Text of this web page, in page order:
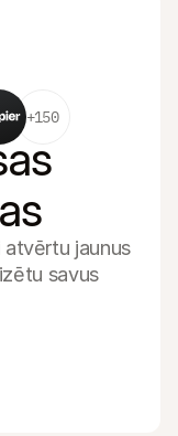
+150
atvērtu jaunus
savus